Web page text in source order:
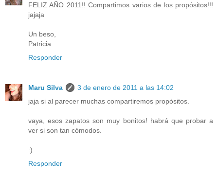
FELIZ AÑO 2011!! Compartimos varios de los propósitos!!!
jajaja
Un beso,
Patricia
Responder
Maru Silva
3 de enero de 2011 a las 14:02
jaja si al parecer muchas compartiremos propósitos.
vaya, esos zapatos son muy bonitos! habrá que probar a
ver si son tan cómodos.
:)
Responder